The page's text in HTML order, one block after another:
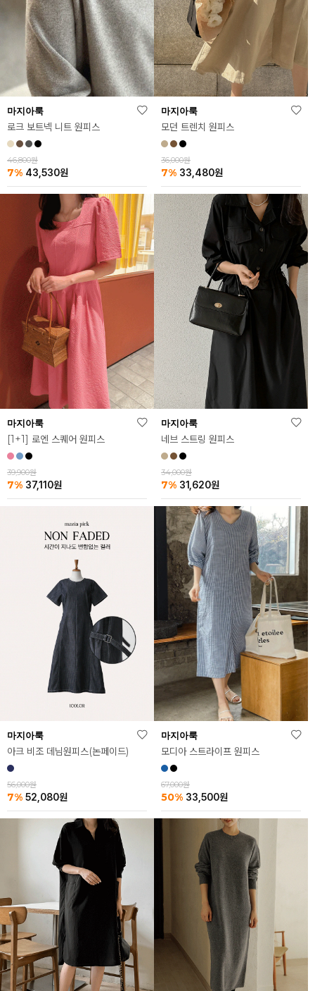
마지아룩
로크 보트넥 니트 원피스
46,800원
7% 43,530원
마지아룩
모던 트렌치 원피스
36,000원
7% 33,480원
마지아룩
[1+1] 로엔 스퀘어 원피스
39,900원
7% 37,110원
마지아룩
네브 스트링 원피스
34,000원
7% 31,620원
마지아룩
아크 비조 데님원피스(논페이드)
56,000원
7% 52,080원
마지아룩
모디아 스트라이프 원피스
67,000원
50% 33,500원